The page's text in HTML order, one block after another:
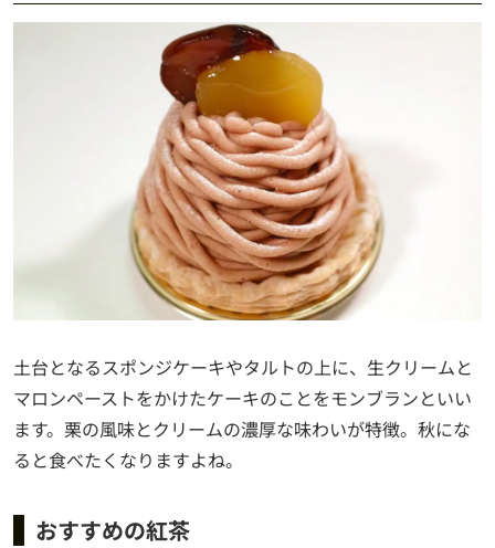
土台となるスポンジケーキやタルトの上に、生クリームと
マロンペーストをかけたケーキのことをモンブランといい
ます。栗の風味とクリームの濃厚な味わいが特徴。秋にな
ると食べたくなりますよね。
おすすめの紅茶